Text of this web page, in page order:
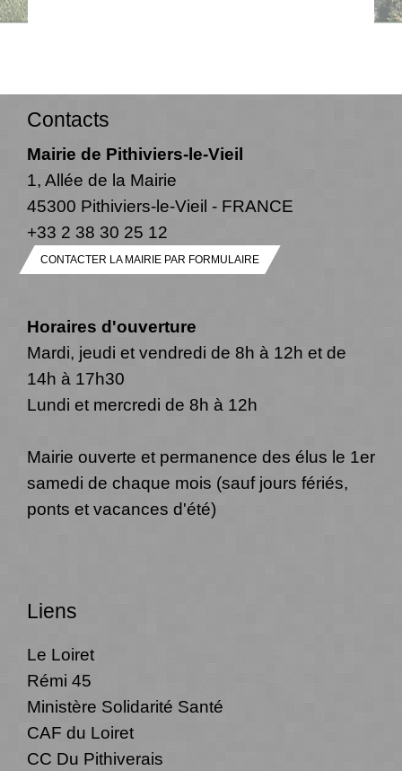
Contacts
Mairie de Pithiviers-le-Vieil
1, Allée de la Mairie
45300 Pithiviers-le-Vieil - FRANCE
+33 2 38 30 25 12
CONTACTER LA MAIRIE PAR FORMULAIRE
Horaires d'ouverture
Mardi, jeudi et vendredi de 8h à 12h et de
14h à 17h30
Lundi et mercredi de 8h à 12h
Mairie ouverte et permanence des élus le 1er
samedi de chaque mois (sauf jours fériés,
ponts et vacances d'été)
Liens
Le Loiret
Rémi 45
Ministère Solidarité Santé
CAF du Loiret
CC Du Pithiverais